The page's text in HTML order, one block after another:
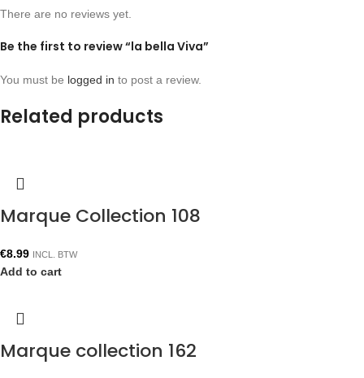
There are no reviews yet.
Be the first to review “la bella Viva”
You must be logged in to post a review.
Related products
Marque Collection 108
€8.99 INCL. BTW
Add to cart
Marque collection 162